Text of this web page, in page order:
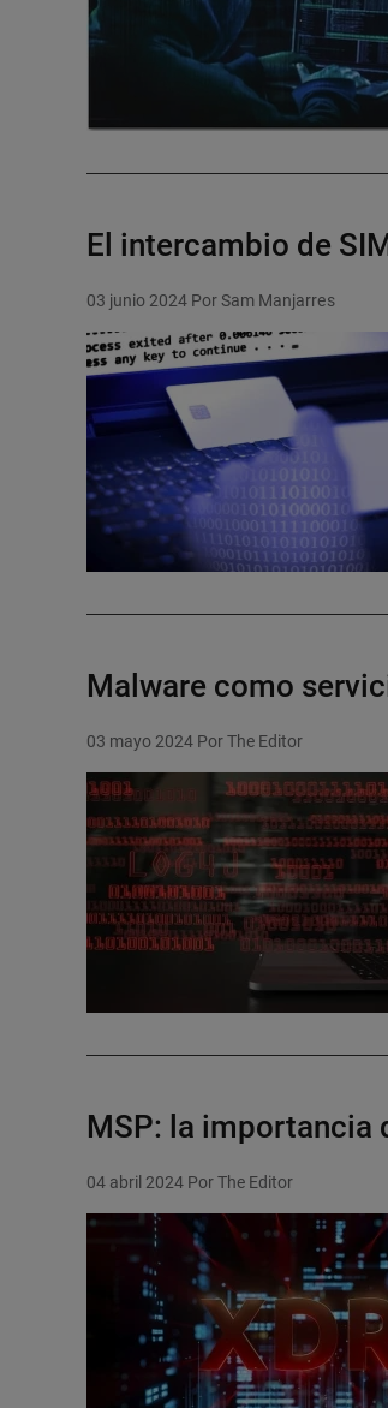
El intercambio de
03 junio 2024 Por Sam Manjarres
Malware como
03 mayo 2024 Por The Editor
MSP: la importancia
04 abril 2024 Por The Editor